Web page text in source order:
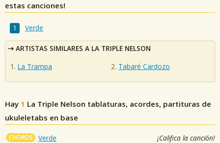
estas canciones!
Verde
ARTISTAS SIMILARES A LA TRIPLE NELSON
La Trampa
Tabaré Cardozo
Hay 1 La Triple Nelson tablaturas, acordes, partituras de
ukuleletabs en base
CHORDS Verde ¡Califica la canción!